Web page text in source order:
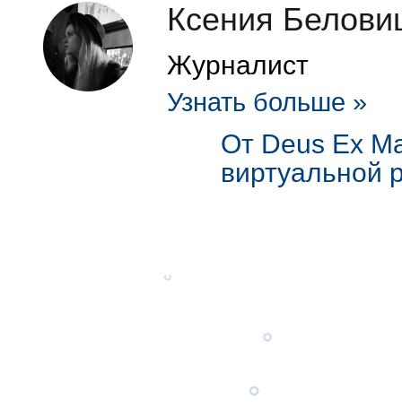
Ксения
Журналист
Узнать больше »
От Deus Ex
виртуальной